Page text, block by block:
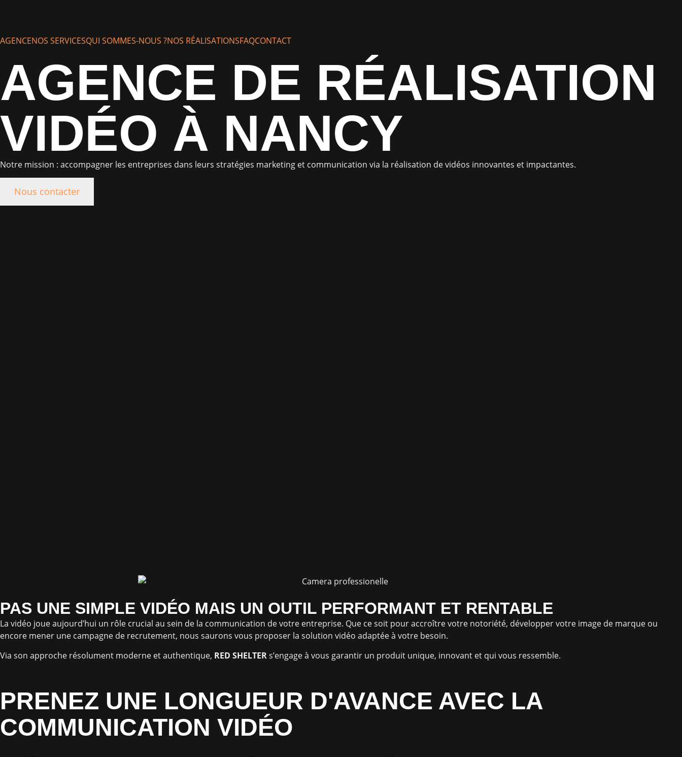
AGENCENOS SERVICESQUI SOMMES-NOUS ?NOS RÉALISATIONSFAQCONTACT
AGENCE DE RÉALISATION
VIDÉO À NANCY
Notre mission : accompagner les entreprises dans leurs stratégies marketing et communication via la réalisation de vidéos innovantes et impactantes.
Nous contacter
PAS UNE SIMPLE VIDÉO MAIS UN OUTIL PERFORMANT ET RENTABLE
La vidéo joue aujourd’hui un rôle crucial au sein de la communication de votre entreprise. Que ce soit pour accroître votre notoriété, développer votre image de marque ou
encore mener une campagne de recrutement, nous saurons vous proposer la solution vidéo adaptée à votre besoin.
Via son approche résolument moderne et authentique, RED SHELTERs’engage à vous garantir un produit unique, innovant et qui vous ressemble.
PRENEZ UNE LONGUEUR D'AVANCE AVEC LA
COMMUNICATION VIDÉO